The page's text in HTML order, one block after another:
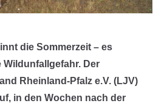
die Sommerzeit – es
Wildunfallgefahr. Der
Rheinland-Pfalz e.V. (LJV)
in den Wochen nach der